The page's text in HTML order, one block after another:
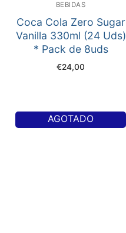
BEBIDAS
Coca Cola Zero Sugar
Vanilla 330ml (24 Uds)
* Pack de 8uds
€24,00
AGOTADO